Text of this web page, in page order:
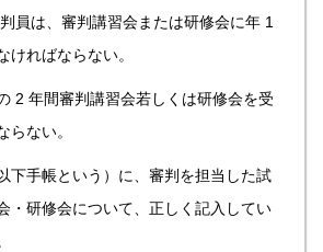
員は、審判講習会または研修会に年 1
ければならない。
2 年間審判講習会若しくは研修会を受
らない。
下手帳という）に、審判を担当した試
・研修会について、正しく記入してい